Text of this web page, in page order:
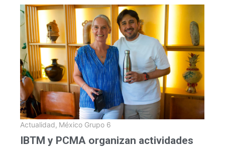
Actualidad, México Grupo 6
IBTM y PCMA organizan actividades